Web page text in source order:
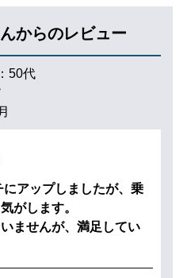
からのレビュー
50代
アップしましたが、乗
がします。
ませんが、満足してい